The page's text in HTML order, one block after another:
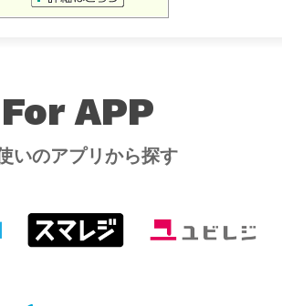
For APP
いのアプリから探す